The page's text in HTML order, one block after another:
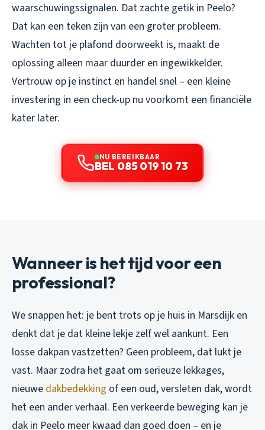
waarschuwingssignalen. Dat zachte getik in Peelo?
Dat kan een teken zijn van een groter probleem.
Wachten tot je plafond doorweekt is, maakt de
oplossing alleen maar duurder en ingewikkelder.
Vertrouw op je instinct en handel snel – een kleine
investering in een check-up nu voorkomt een financiële
kater later.
NU BEREIKBAAR
BEL 085 019 10 73
Wanneer is het tijd voor een
professional?
We snappen het: je bent trots op je huis in Marsdijk en
denkt dat je dat kleine lekje zelf wel aankunt. Een
losse dakpan vastzetten? Geen probleem, dat lukt je
vast. Maar zodra het gaat om serieuze lekkages,
nieuwe dakbedekking of een oud, versleten dak, wordt
het een ander verhaal. Een verkeerde beweging kan je
dak in Peelo meer kwaad dan goed doen – en je